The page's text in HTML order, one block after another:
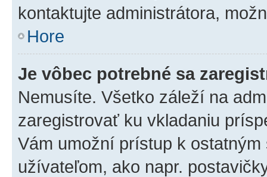
kontaktujte administrátora,
Hore
Je vôbec potrebné sa
Nemusíte. Všetko záleží na
zaregistrovať ku vkladaniu
Vám umožní prístup k
užívateľom, ako napr.